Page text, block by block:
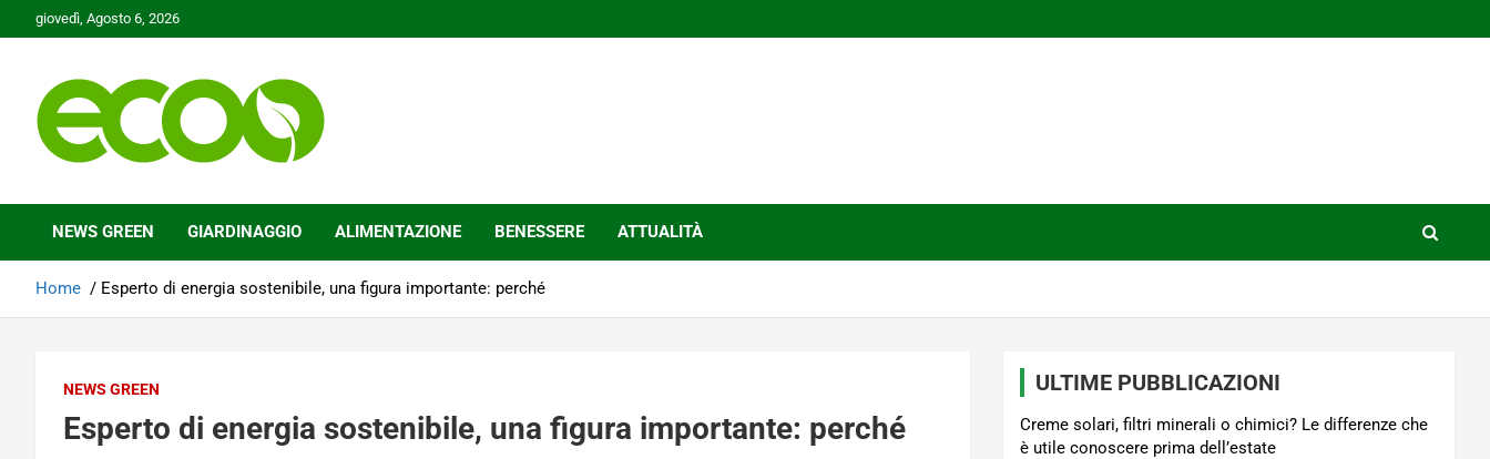
to
giovedì, Agosto 6, 2026
Ecoo.it
NEWS GREEN GIARDINAGGIO ALIMENTAZIONE BENESSERE ATTUALITÀ
Home Esperto di energia sostenibile, una figura importante: perché
NEWS GREEN
Esperto di energia sostenibile, una figura importante: perché
ULTIME PUBBLICAZIONI
Creme solari, filtri minerali o chimici? Le differenze che
è utile conoscere prima dell’estate